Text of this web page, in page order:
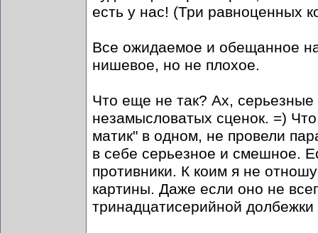
есть у нас! (Три равноценных
Все ожидаемое и обещанное
нишевое, но не плохое.
Что еще не так? Ах, серьезные
незамысловатых сценок. =)
матик" в одном, не провели
в себе серьезное и смешное.
противники. К коим я не
картины. Даже если оно не
тринадцатисерийной долбежки